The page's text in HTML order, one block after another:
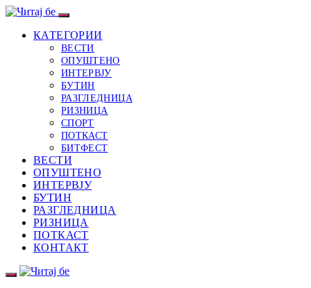
КАТЕГОРИИ
ВЕСТИ
ОПУШТЕНО
ИНТЕРВЈУ
БУТИН
РАЗГЛЕДНИЦА
РИЗНИЦА
СПОРТ
ПОТКАСТ
БИТФЕСТ
ВЕСТИ
ОПУШТЕНО
ИНТЕРВЈУ
БУТИН
РАЗГЛЕДНИЦА
РИЗНИЦА
ПОТКАСТ
КОНТАКТ